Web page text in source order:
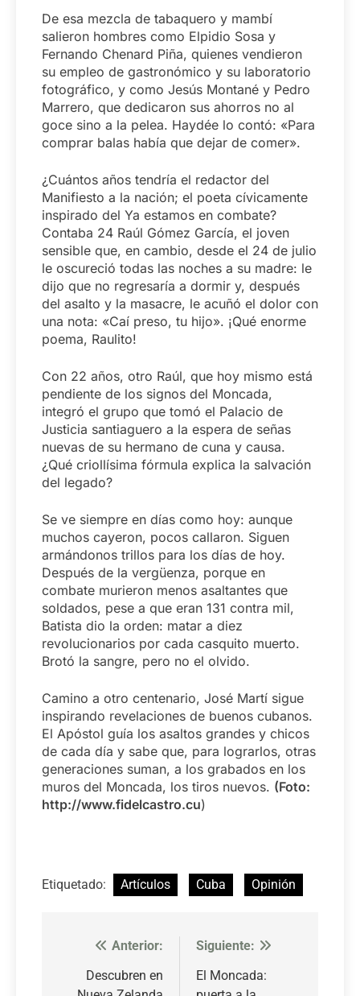
De esa mezcla de tabaquero y mambí
salieron hombres como Elpidio Sosa y
Fernando Chenard Piña, quienes vendieron
su empleo de gastronómico y su laboratorio
fotográfico, y como Jesús Montané y Pedro
Marrero, que dedicaron sus ahorros no al
goce sino a la pelea. Haydée lo contó: «Para
comprar balas había que dejar de comer».
¿Cuántos años tendría el redactor del
Manifiesto a la nación; el poeta cívicamente
inspirado del Ya estamos en combate?
Contaba 24 Raúl Gómez García, el joven
sensible que, en cambio, desde el 24 de julio
le oscureció todas las noches a su madre: le
dijo que no regresaría a dormir y, después
del asalto y la masacre, le acuñó el dolor con
una nota: «Caí preso, tu hijo». ¡Qué enorme
poema, Raulito!
Con 22 años, otro Raúl, que hoy mismo está
pendiente de los signos del Moncada,
integró el grupo que tomó el Palacio de
Justicia santiaguero a la espera de señas
nuevas de su hermano de cuna y causa.
¿Qué criollísima fórmula explica la salvación
del legado?
Se ve siempre en días como hoy: aunque
muchos cayeron, pocos callaron. Siguen
armándonos trillos para los días de hoy.
Después de la vergüenza, porque en
combate murieron menos asaltantes que
soldados, pese a que eran 131 contra mil,
Batista dio la orden: matar a diez
revolucionarios por cada casquito muerto.
Brotó la sangre, pero no el olvido.
Camino a otro centenario, José Martí sigue
inspirando revelaciones de buenos cubanos.
El Apóstol guía los asaltos grandes y chicos
de cada día y sabe que, para lograrlos, otras
generaciones suman, a los grabados en los
muros del Moncada, los tiros nuevos. (Foto:
http://www.fidelcastro.cu)
Etiquetado: Artículos Cuba Opinión
Navegación
Anterior:
Descubren en
Siguiente:
El Moncada: